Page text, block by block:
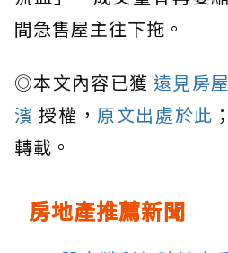
間急售屋主往下拖。
◎本文內容已獲 遠見房
濱授權， 原文出處於此
轉載。
房地產推薦新聞